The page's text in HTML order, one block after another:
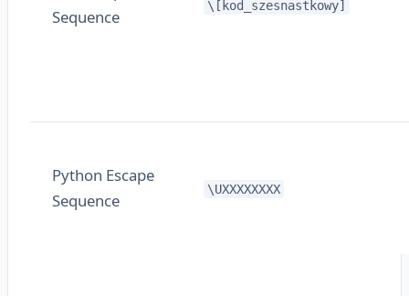
Sequence
\[kod_szesnastkowy]
Python Escape
Sequence
\UXXXXXXXX